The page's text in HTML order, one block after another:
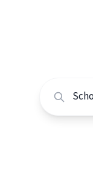
Loodgieter